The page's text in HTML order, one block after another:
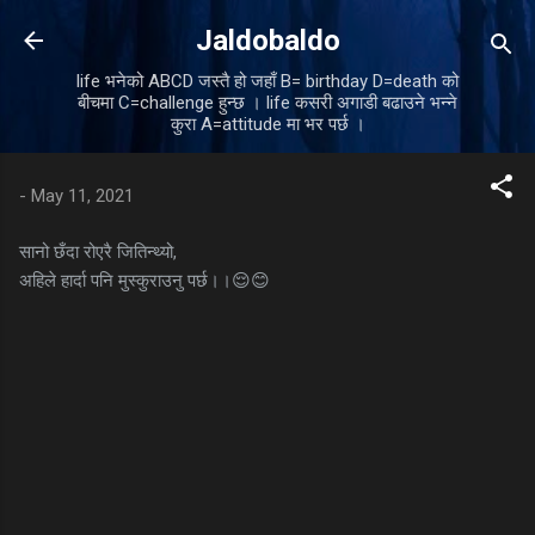
Skip to main content
Jaldobaldo
life भनेको ABCD जस्तै हो जहाँ B= birthday D=death को
बीचमा C=challenge हुन्छ । life कसरी अगाडी बढाउने भन्ने
कुरा A=attitude मा भर पर्छ ।
- May 11, 2021
सानो छँदा रोएरै जितिन्थ्यो,
अहिले हार्दा पनि मुस्कुराउनु पर्छ।।😌😊